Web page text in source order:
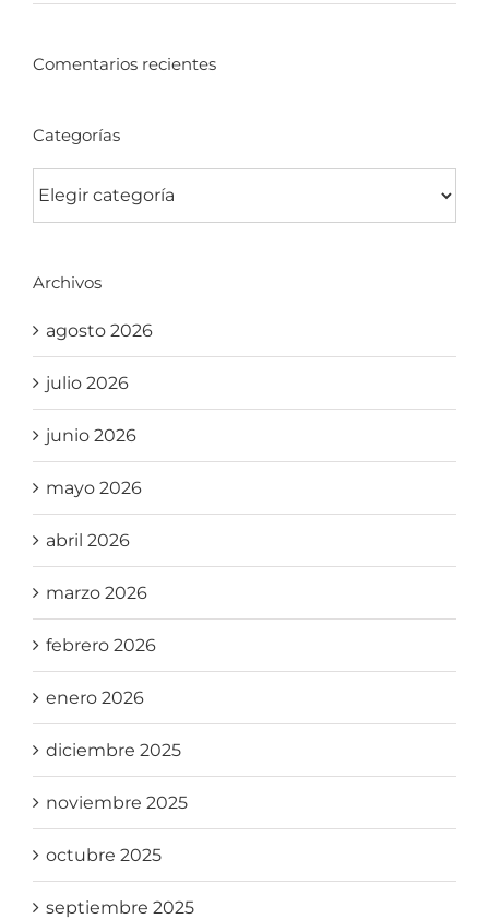
Comentarios recientes
Categorías
Archivos
agosto 2026
julio 2026
junio 2026
mayo 2026
abril 2026
marzo 2026
febrero 2026
enero 2026
diciembre 2025
noviembre 2025
octubre 2025
septiembre 2025